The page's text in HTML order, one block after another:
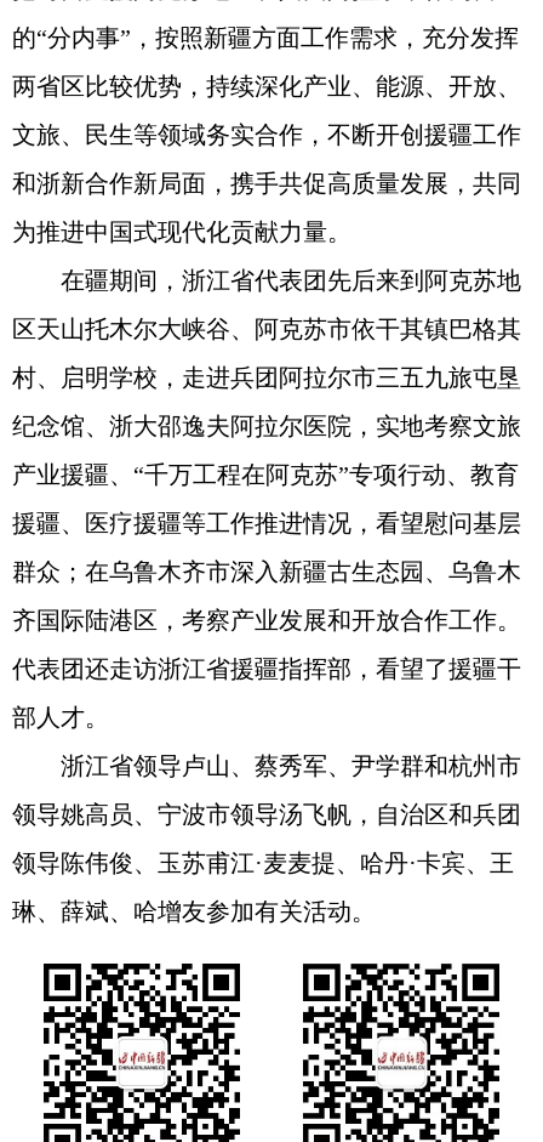
的“分内事”，按照新疆方面工作需求，充分发挥
两省区比较优势，持续深化产业、能源、开放、
文旅、民生等领域务实合作，不断开创援疆工作
和浙新合作新局面，携手共促高质量发展，共同
为推进中国式现代化贡献力量。
在疆期间，浙江省代表团先后来到阿克苏地
区天山托木尔大峡谷、阿克苏市依干其镇巴格其
村、启明学校，走进兵团阿拉尔市三五九旅屯垦
纪念馆、浙大邵逸夫阿拉尔医院，实地考察文旅
产业援疆、“千万工程在阿克苏”专项行动、教育
援疆、医疗援疆等工作推进情况，看望慰问基层
群众；在乌鲁木齐市深入新疆古生态园、乌鲁木
齐国际陆港区，考察产业发展和开放合作工作。
代表团还走访浙江省援疆指挥部，看望了援疆干
部人才。
浙江省领导卢山、蔡秀军、尹学群和杭州市
领导姚高员、宁波市领导汤飞帆，自治区和兵团
领导陈伟俊、玉苏甫江·麦麦提、哈丹·卡宾、王
琳、薛斌、哈增友参加有关活动。